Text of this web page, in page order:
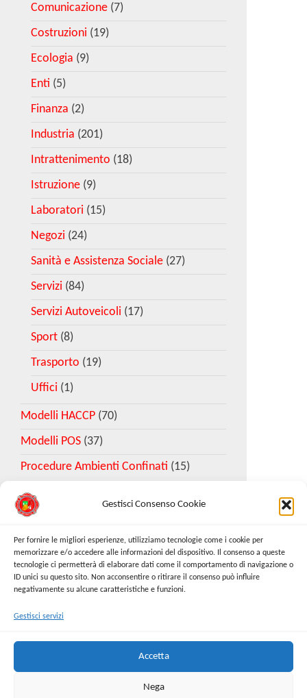
Gestisci Consenso Cookie
Per fornire le migliori esperienze, utilizziamo tecnologie come i cookie per
memorizzare e/o accedere alle informazioni del dispositivo. Il consenso a queste
tecnologie ci permetterà di elaborare dati come il comportamento di navigazione o
ID unici su questo sito. Non acconsentire o ritirare il consenso può influire
negativamente su alcune caratteristiche e funzioni.
Gestisci servizi
Accetta
Nega
Comunicazione (7)
Costruzioni (19)
Ecologia (9)
Enti (5)
Finanza (2)
Industria (201)
Intrattenimento (18)
Istruzione (9)
Laboratori (15)
Negozi (24)
Sanità e Assistenza Sociale (27)
Servizi (84)
Servizi Autoveicoli (17)
Sport (8)
Trasporto (19)
Uffici (1)
Modelli HACCP (70)
Modelli POS (37)
Procedure Ambienti Confinati (15)
Richiedi Modello